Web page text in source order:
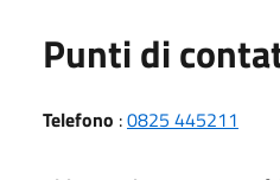
Punti di
Telefono :0825 445211